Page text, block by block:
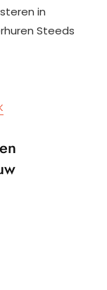
in
Steeds